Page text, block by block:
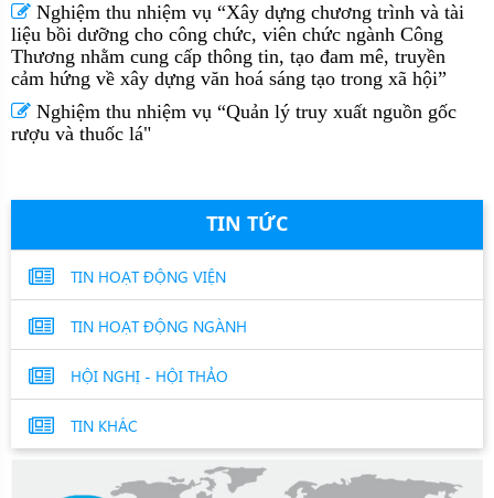
Nghiệm thu nhiệm vụ “Xây dựng chương trình và tài
liệu bồi dưỡng cho công chức, viên chức ngành Công
Thương nhằm cung cấp thông tin, tạo đam mê, truyền
cảm hứng về xây dựng văn hoá sáng tạo trong xã hội”
Nghiệm thu nhiệm vụ “Quản lý truy xuất nguồn gốc
rượu và thuốc lá"
TIN TỨC
TIN HOẠT ĐỘNG VIỆN
TIN HOẠT ĐỘNG NGÀNH
HỘI NGHỊ - HỘI THẢO
TIN KHÁC